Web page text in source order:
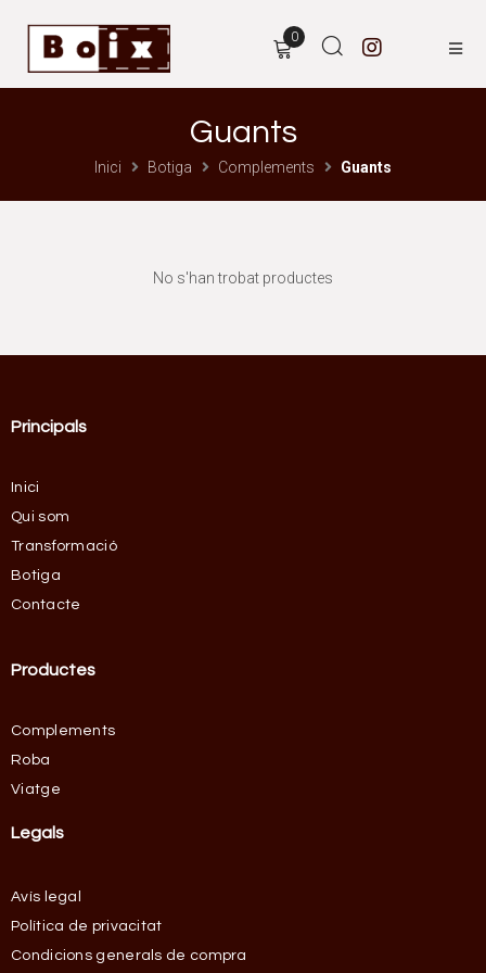
0
Guants
Inici Botiga Complements Guants
No s'han trobat productes
Principals
Inici
Qui som
Transformació
Botiga
Contacte
Productes
Complements
Roba
Viatge
Legals
Avís legal
Política de privacitat
Condicions generals de compra